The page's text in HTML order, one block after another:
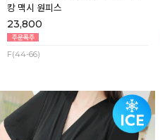
캉 맥시 원피스
23,800
F(44-66)